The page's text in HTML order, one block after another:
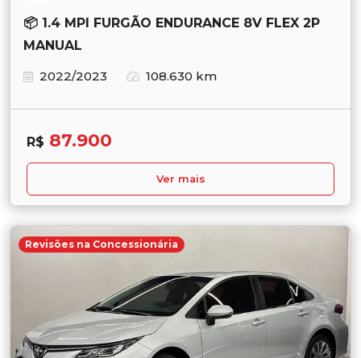
📦 1.4 MPI FURGÃO ENDURANCE 8V FLEX 2P
MANUAL
2022/2023
108.630 km
R$ 87.900
Ver mais
Revisões na Concessionária